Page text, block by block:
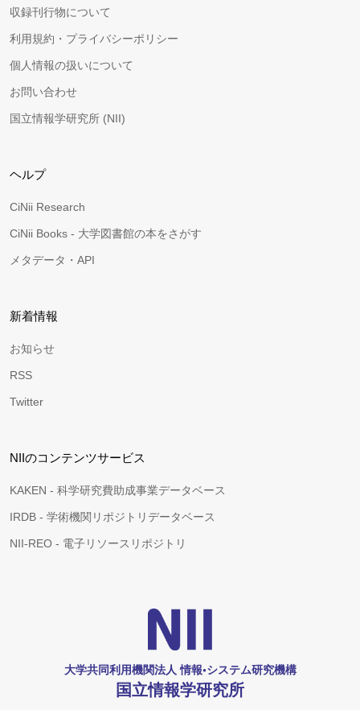
収録刊行物について
利用規約・プライバシーポリシー
個人情報の扱いについて
お問い合わせ
国立情報学研究所 (NII)
ヘルプ
CiNii Research
CiNii Books - 大学図書館の本をさがす
メタデータ・API
新着情報
お知らせ
RSS
Twitter
NIIのコンテンツサービス
KAKEN - 科学研究費助成事業データベース
IRDB - 学術機関リポジトリデータベース
NII-REO - 電子リソースリポジトリ
大学共同利用機関法人 情報•システム研究機構
国立情報学研究所